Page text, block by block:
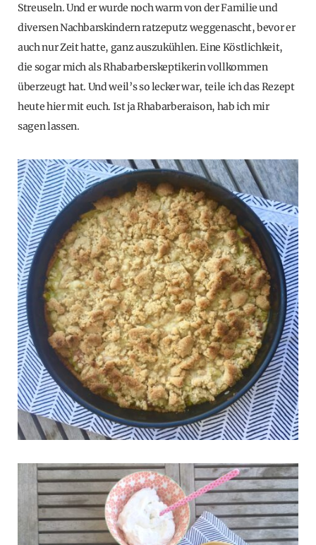
Streuseln. Und er wurde noch warm von der Familie und
diversen Nachbarskindern ratzeputz weggenascht, bevor er
auch nur Zeit hatte, ganz auszukühlen. Eine Köstlichkeit,
die sogar mich als Rhabarberskeptikerin vollkommen
überzeugt hat. Und weil’s so lecker war, teile ich das Rezept
heute hier mit euch. Ist ja Rhabarberaison, hab ich mir
sagen lassen.